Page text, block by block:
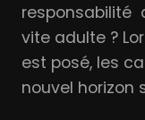
responsabilité
vite adulte ?
est posé, les
nouvel horizon